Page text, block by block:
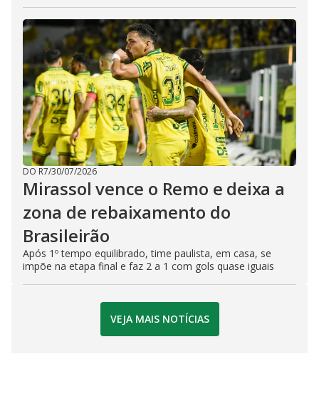
DO R7/30/07/2026
Mirassol vence o Remo e deixa a
zona de rebaixamento do
Brasileirão
Após 1º tempo equilibrado, time paulista, em casa, se
impõe na etapa final e faz 2 a 1 com gols quase iguais
VEJA MAIS NOTÍCIAS